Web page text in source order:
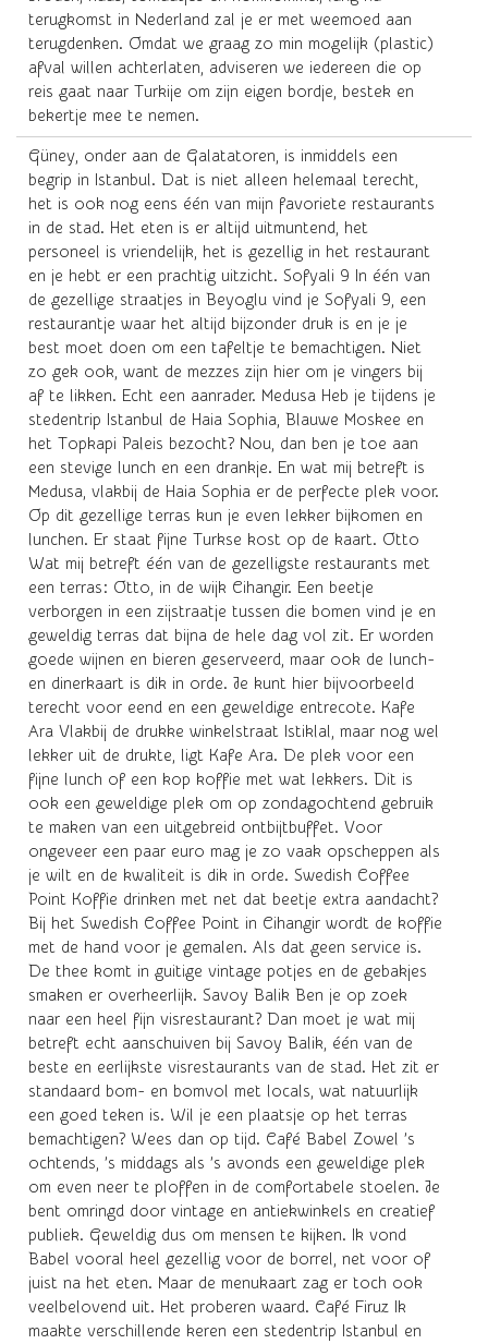
terugkomst in Nederland zal je er met weemoed aan
terugdenken. Omdat we graag zo min mogelijk (plastic)
afval willen achterlaten, adviseren we iedereen die op
reis gaat naar Turkije om zijn eigen bordje, bestek en
bekertje mee te nemen.
Güney, onder aan de Galatatoren, is inmiddels een
begrip in Istanbul. Dat is niet alleen helemaal terecht,
het is ook nog eens één van mijn favoriete restaurants
in de stad. Het eten is er altijd uitmuntend, het
personeel is vriendelijk, het is gezellig in het restaurant
en je hebt er een prachtig uitzicht. Sofyali 9 In één van
de gezellige straatjes in Beyoglu vind je Sofyali 9, een
restaurantje waar het altijd bijzonder druk is en je je
best moet doen om een tafeltje te bemachtigen. Niet
zo gek ook, want de mezzes zijn hier om je vingers bij
af te likken. Echt een aanrader. Medusa Heb je tijdens je
stedentrip Istanbul de Haia Sophia, Blauwe Moskee en
het Topkapi Paleis bezocht? Nou, dan ben je toe aan
een stevige lunch en een drankje. En wat mij betreft is
Medusa, vlakbij de Haia Sophia er de perfecte plek voor.
Op dit gezellige terras kun je even lekker bijkomen en
lunchen. Er staat fijne Turkse kost op de kaart. Otto
Wat mij betreft één van de gezelligste restaurants met
een terras: Otto, in de wijk Cihangir. Een beetje
verborgen in een zijstraatje tussen die bomen vind je en
geweldig terras dat bijna de hele dag vol zit. Er worden
goede wijnen en bieren geserveerd, maar ook de lunch-
en dinerkaart is dik in orde. Je kunt hier bijvoorbeeld
terecht voor eend en een geweldige entrecote. Kafe
Ara Vlakbij de drukke winkelstraat Istiklal, maar nog wel
lekker uit de drukte, ligt Kafe Ara. De plek voor een
fijne lunch of een kop koffie met wat lekkers. Dit is
ook een geweldige plek om op zondagochtend gebruik
te maken van een uitgebreid ontbijtbuffet. Voor
ongeveer een paar euro mag je zo vaak opscheppen als
je wilt en de kwaliteit is dik in orde. Swedish Coffee
Point Koffie drinken met net dat beetje extra aandacht?
Bij het Swedish Coffee Point in Cihangir wordt de koffie
met de hand voor je gemalen. Als dat geen service is.
De thee komt in guitige vintage potjes en de gebakjes
smaken er overheerlijk. Savoy Balik Ben je op zoek
naar een heel fijn visrestaurant? Dan moet je wat mij
betreft echt aanschuiven bij Savoy Balik, één van de
beste en eerlijkste visrestaurants van de stad. Het zit er
standaard bom- en bomvol met locals, wat natuurlijk
een goed teken is. Wil je een plaatsje op het terras
bemachtigen? Wees dan op tijd. Café Babel Zowel ’s
ochtends, ’s middags als ’s avonds een geweldige plek
om even neer te ploffen in de comfortabele stoelen. Je
bent omringd door vintage en antiekwinkels en creatief
publiek. Geweldig dus om mensen te kijken. Ik vond
Babel vooral heel gezellig voor de borrel, net voor of
juist na het eten. Maar de menukaart zag er toch ook
veelbelovend uit. Het proberen waard. Café Firuz Ik
maakte verschillende keren een stedentrip Istanbul en